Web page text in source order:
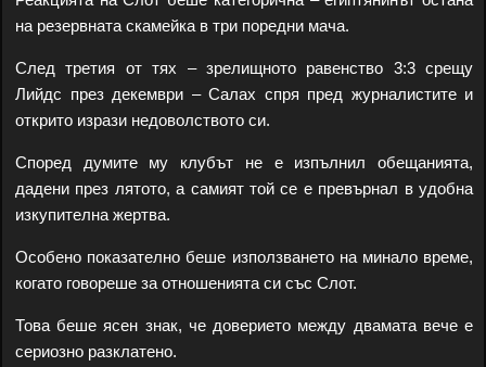
на резервната скамейка в три поредни мача.
След третия от тях – зрелищното равенство 3:3 срещу
Лийдс през декември – Салах спря пред журналистите и
открито изрази недоволството си.
Според думите му клубът не е изпълнил обещанията,
дадени през лятото, а самият той се е превърнал в удобна
изкупителна жертва.
Особено показателно беше използването на минало време,
когато говореше за отношенията си със Слот.
Това беше ясен знак, че доверието между двамата вече е
сериозно разклатено.